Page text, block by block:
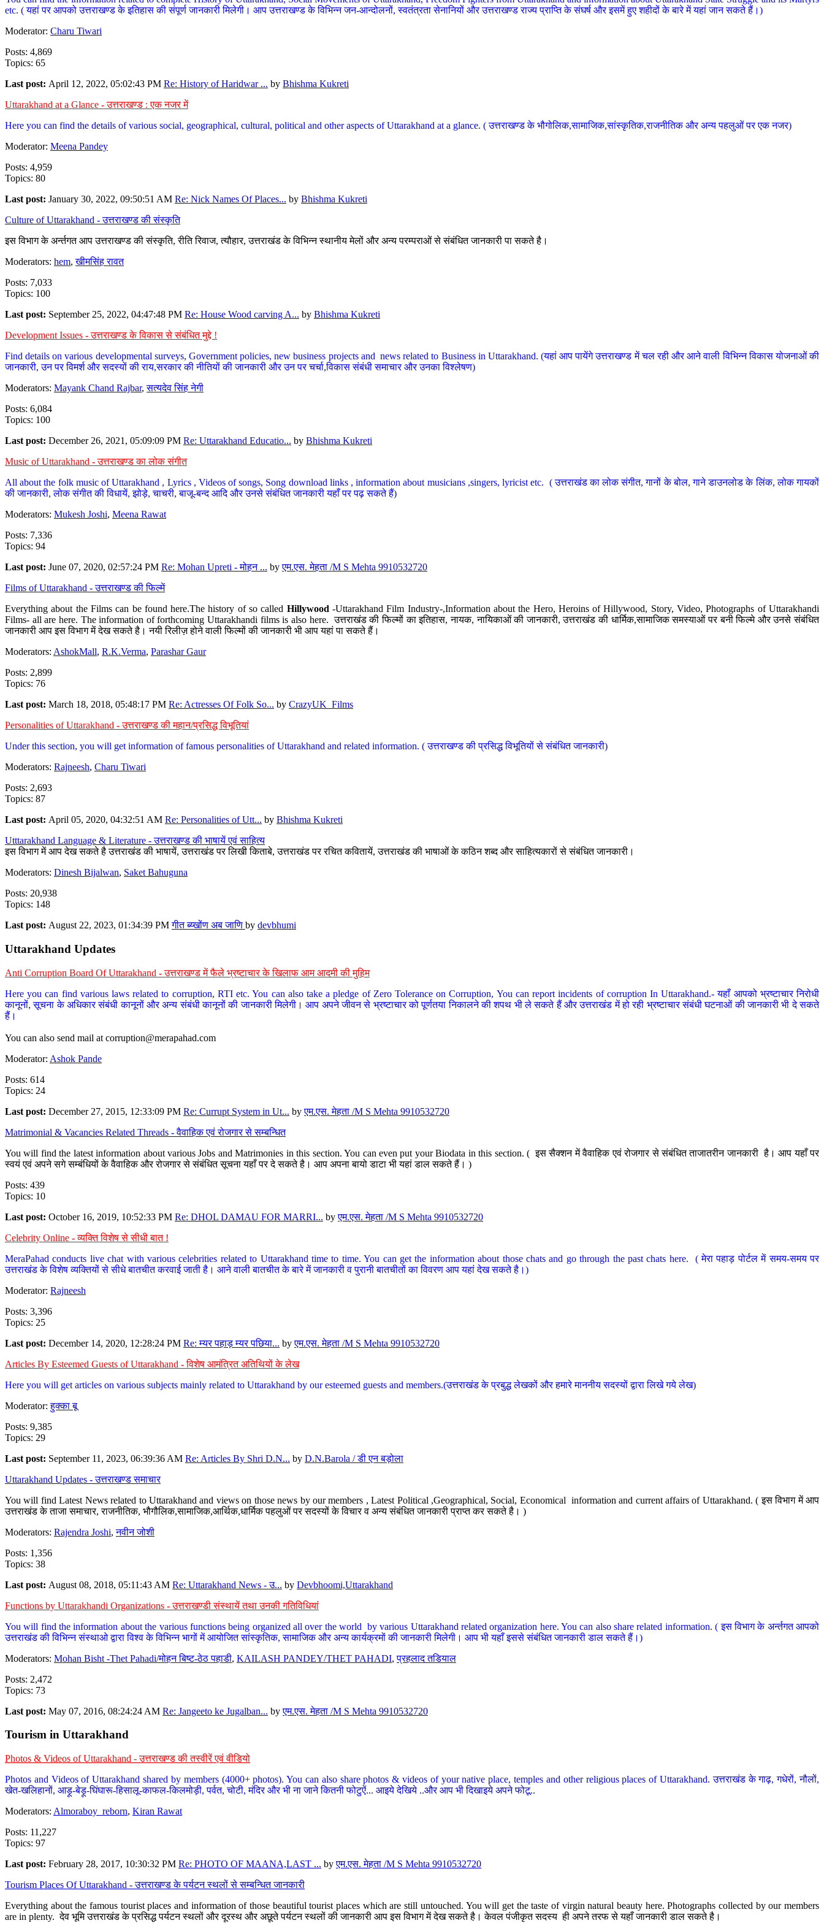
etc. ( यहां पर आपको उत्तराखण्ड के इतिहास की संपूर्ण जानकारी मिलेगी। आप उत्तराखण्ड के विभिन्न जन-आन्दोलनों, स्वतंत्रता सेनानियों और उत्तराखण्ड राज्य प्राप्ति के संघर्ष और इसमें हुए शहीदों के बारे में यहां जान सकते हैं।)
Moderator: Charu Tiwari
Posts: 4,869
Topics: 65
Last post: April 12, 2022, 05:02:43 PM Re: History of Haridwar ... by Bhishma Kukreti
Uttarakhand at a Glance - उत्तराखण्ड : एक नजर में
Here you can find the details of various social, geographical, cultural, political and other aspects of Uttarakhand at a glance. ( उत्तराखण्ड के भौगोलिक,सामाजिक,सांस्कृतिक,राजनीतिक और अन्य पहलुओं पर एक नजर)
Moderator: Meena Pandey
Posts: 4,959
Topics: 80
Last post: January 30, 2022, 09:50:51 AM Re: Nick Names Of Places... by Bhishma Kukreti
Culture of Uttarakhand - उत्तराखण्ड की संस्कृति
इस विभाग के अर्न्तगत आप उत्तराखण्ड की संस्कृति, रीति रिवाज, त्यौहार, उत्तराखंड के विभिन्न स्थानीय मेलों और अन्य परम्पराओं से संबंधित जानकारी पा सकते है।
Moderators: hem,खीमसिंह रावत
Posts: 7,033
Topics: 100
Last post: September 25, 2022, 04:47:48 PM Re: House Wood carving A... by Bhishma Kukreti
Development Issues - उत्तराखण्ड के विकास से संबंधित मुद्दे !
Find details on various developmental surveys, Government policies, new business projects and news related to Business in Uttarakhand. (यहां आप पायेंगे उत्तराखण्ड में चल रही और आने वाली विभिन्न विकास योजनाओं की
जानकारी, उन पर विमर्श और सदस्यों की राय,सरकार की नीतियों की जानकारी और उन पर चर्चा,विकास संबंधी समाचार और उनका विश्लेषण)
Moderators: Mayank Chand Rajbar,सत्यदेव सिंह नेगी
Posts: 6,084
Topics: 100
Last post: December 26, 2021, 05:09:09 PM Re: Uttarakhand Educatio... by Bhishma Kukreti
Music of Uttarakhand - उत्तराखण्ड का लोक संगीत
All about the folk music of Uttarakhand , Lyrics , Videos of songs, Song download links , information about musicians ,singers, lyricist etc. ( उत्तराखंड का लोक संगीत, गानों के बोल, गाने डाउनलोड के लिंक, लोक गायकों
की जानकारी, लोक संगीत की विधायें, झोड़े, चाचरी, बाजू-बन्द आदि और उनसे संबंधित जानकारी यहाँ पर पढ़ सकते हैं)
Moderators: Mukesh Joshi, Meena Rawat
Posts: 7,336
Topics: 94
Last post: June 07, 2020, 02:57:24 PM Re: Mohan Upreti - मोहन ... byएम.एस. मेहता /M S Mehta 9910532720
Films of Uttarakhand - उत्तराखण्ड की फिल्में
Everything about the Films can be found here.The history of so called Hillywood-Uttarakhand Film Industry-,Information about the Hero, Heroins of Hillywood, Story, Video, Photographs of Uttarakhandi
Films- all are here. The information of forthcoming Uttarakhandi films is also here. उत्तराखंड की फिल्मों का इतिहास, नायक, नायिकाओं की जानकारी, उत्तराखंड की धार्मिक,सामाजिक समस्याओं पर बनी फिल्मे और उनसे संबंधित
जानकारी आप इस विभाग में देख सकते है। नयी रिलीज़ होने वाली फिल्मों की जानकारी भी आप यहां पा सकते हैं।
Moderators: AshokMall, R.K.Verma, Parashar Gaur
Posts: 2,899
Topics: 76
Last post: March 18, 2018, 05:48:17 PM Re: Actresses Of Folk So... by CrazyUK_Films
Personalities of Uttarakhand - उत्तराखण्ड की महान/प्रसिद्ध विभूतियां
Under this section, you will get information of famous personalities of Uttarakhand and related information. ( उत्तराखण्ड की प्रसिद्ध विभूतियों से संबंधित जानकारी)
Moderators: Rajneesh, Charu Tiwari
Posts: 2,693
Topics: 87
Last post: April 05, 2020, 04:32:51 AM Re: Personalities of Utt... by Bhishma Kukreti
Utttarakhand Language & Literature - उत्तराखण्ड की भाषायें एवं साहित्य
इस विभाग में आप देख सकते है उत्तराखंड की भाषायें, उत्तराखंड पर लिखी किताबे, उत्तराखंड पर रचित कवितायें, उत्तराखंड की भाषाओं के कठिन शब्द और साहित्यकारों से संबंधित जानकारी।
Moderators: Dinesh Bijalwan, Saket Bahuguna
Posts: 20,938
Topics: 148
Last post: August 22, 2023, 01:34:39 PMगीत ब्य्खोंण अब जाणि by devbhumi
Uttarakhand Updates
Anti Corruption Board Of Uttarakhand - उत्तराखण्ड में फैले भ्रष्टाचार के खिलाफ आम आदमी की मुहिम
Here you can find various laws related to corruption, RTI etc. You can also take a pledge of Zero Tolerance on Corruption, You can report incidents of corruption In Uttarakhand.- यहाँ आपको भ्रष्टाचार निरोधी
कानूनों, सूचना के अधिकार संबंधी कानूनों और अन्य संबंधी कानूनों की जानकारी मिलेगी। आप अपने जीवन से भ्रष्टाचार को पूर्णतया निकालने की शपथ भी ले सकते हैं और उत्तराखंड में हो रही भ्रष्टाचार संबंधी घटनाओं की जानकारी भी दे सकते
हैं।
You can also send mail at corruption@merapahad.com
Moderator: Ashok Pande
Posts: 614
Topics: 24
Last post: December 27, 2015, 12:33:09 PM Re: Currupt System in Ut... byएम.एस. मेहता /M S Mehta 9910532720
Matrimonial & Vacancies Related Threads - वैवाहिक एवं रोजगार से सम्बन्धित
You will find the latest information about various Jobs and Matrimonies in this section. You can even put your Biodata in this section. ( इस सैक्शन में वैवाहिक एवं रोजगार से संबंधित ताजातरीन जानकारी है। आप यहाँ पर
स्वयं एवं अपने सगे सम्बंधियों के वैवाहिक और रोजगार से संबंधित सूचना यहाँ पर दे सकते है। आप अपना बायो डाटा भी यहां डाल सकते हैं। )
Posts: 439
Topics: 10
Last post: October 16, 2019, 10:52:33 PM Re: DHOL DAMAU FOR MARRI... byएम.एस. मेहता /M S Mehta 9910532720
Celebrity Online - व्यक्ति विशेष से सीधी बात !
MeraPahad conducts live chat with various celebrities related to Uttarakhand time to time. You can get the information about those chats and go through the past chats here. ( मेरा पहाड़ पोर्टल में समय-समय पर
उत्तराखंड के विशेष व्यक्तियों से सीधे बातचीत करवाई जाती है। आने वाली बातचीत के बारे में जानकारी व पुरानी बातचीतों का विवरण आप यहां देख सकते है।)
Moderator: Rajneesh
Posts: 3,396
Topics: 25
Last post: December 14, 2020, 12:28:24 PM Re: म्यर पहाड़ म्यर पछिया... byएम.एस. मेहता /M S Mehta 9910532720
Articles By Esteemed Guests of Uttarakhand - विशेष आमंत्रित अतिथियों के लेख
Here you will get articles on various subjects mainly related to Uttarakhand by our esteemed guests and members.(उत्तराखंड के प्रबुद्ध लेखकों और हमारे माननीय सदस्यों द्वारा लिखे गये लेख)
Moderator:हुक्का बू
Posts: 9,385
Topics: 29
Last post: September 11, 2023, 06:39:36 AM Re: Articles By Shri D.N... by D.N.Barola / डी एन बड़ोला
Uttarakhand Updates - उत्तराखण्ड समाचार
You will find Latest News related to Uttarakhand and views on those news by our members , Latest Political ,Geographical, Social, Economical information and current affairs of Uttarakhand. ( इस विभाग में आप
उत्तराखंड के ताजा समाचार, राजनीतिक, भौगौलिक,सामाजिक,आर्थिक,धार्मिक पहलुओं पर सदस्यों के विचार व अन्य संबंधित जानकारी प्राप्त कर सकते है। )
Moderators: Rajendra Joshi,नवीन जोशी
Posts: 1,356
Topics: 38
Last post: August 08, 2018, 05:11:43 AM Re: Uttarakhand News - उ... by Devbhoomi,Uttarakhand
Functions by Uttarakhandi Organizations - उत्तराखण्डी संस्थायें तथा उनकी गतिविधियां
You will find the information about the various functions being organized all over the world by various Uttarakhand related organization here. You can also share related information. ( इस विभाग के अर्न्तगत आपको
उत्तराखंड की विभिन्न संस्थाओ द्वारा विश्व के विभिन्न भागों में आयोजित सांस्कृतिक, सामाजिक और अन्य कार्यक्रमों की जानकारी मिलेगी। आप भी यहाँ इससे संबंधित जानकारी डाल सकते हैं।)
Moderators: Mohan Bisht -Thet Pahadi/मोहन बिष्ट-ठेठ पहाडी, KAILASH PANDEY/THET PAHADI,प्रहलाद तडियाल
Posts: 2,472
Topics: 73
Last post: May 07, 2016, 08:24:24 AM Re: Jangeeto ke Jugalban... byएम.एस. मेहता /M S Mehta 9910532720
Tourism in Uttarakhand
Photos & Videos of Uttarakhand - उत्तराखण्ड की तस्वीरें एवं वीडियो
Photos and Videos of Uttarakhand shared by members (4000+ photos). You can also share photos & videos of your native place, temples and other religious places of Uttarakhand. उत्तराखंड के गाढ़, गधेरों, नौलों,
खेत-खलिहानों, आड़ू-बेड़ू-घिंघारू-हिसालू-काफल-किलमोड़ी, पर्वत, चोटी, मंदिर और भी ना जाने कितनी फोटुऐं... आइये देखिये ..और आप भी दिखाइये अपने फोटू..
Moderators: Almoraboy_reborn, Kiran Rawat
Posts: 11,227
Topics: 97
Last post: February 28, 2017, 10:30:32 PM Re: PHOTO OF MAANA,LAST ... byएम.एस. मेहता /M S Mehta 9910532720
Tourism Places Of Uttarakhand - उत्तराखण्ड के पर्यटन स्थलों से सम्बन्धित जानकारी
Everything about the famous tourist places and information of those beautiful tourist places which are still untouched. You will get the taste of virgin natural beauty here. Photographs collected by our members
are in plenty. देव भूमि उत्तराखंड के प्रसिद्ध पर्यटन स्थलों और दूरस्थ और अछूते पर्यटन स्थलों की जानकारी आप इस विभाग में देख सकते है। केवल पंजीकृत सदस्य ही अपने तरफ से यहाँ जानकारी डाल सकते है।